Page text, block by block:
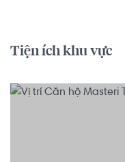
Tiện ích khu vực